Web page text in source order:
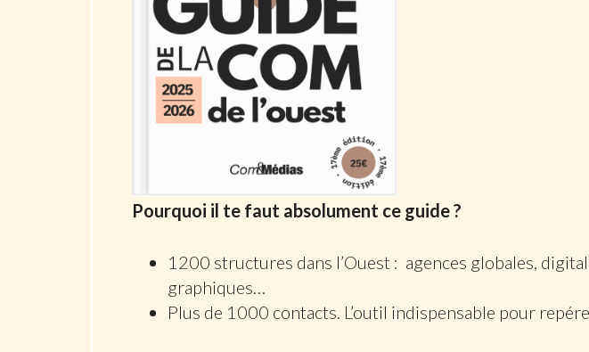
Pourquoi il te faut absolument ce guide ?
1200 structures dans l’Ouest : agences globales,
graphiques…
Plus de 1000 contacts. L’outil indispensable pour